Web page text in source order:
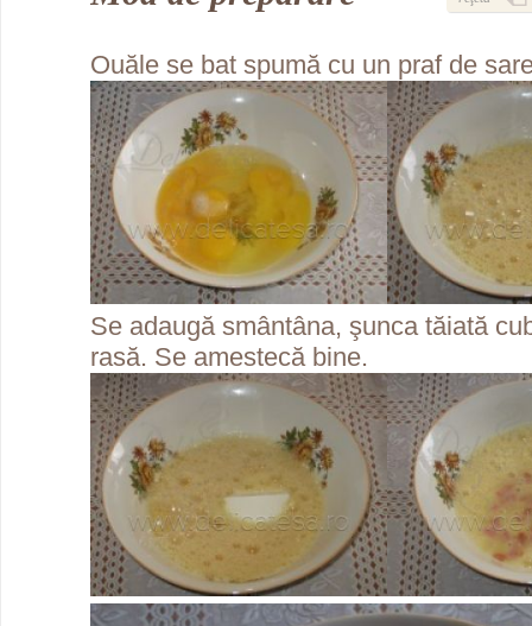
Ouăle se bat spumă cu un praf de
Se adaugă smântâna, şunca tăiată
rasă. Se amestecă bine.